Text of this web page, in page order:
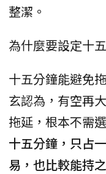
整潔。
為什麼要設定十
十五分鐘能避免
玄認為，有空再
拖延，根本不需
十五分鐘，只占
易，也比較能持